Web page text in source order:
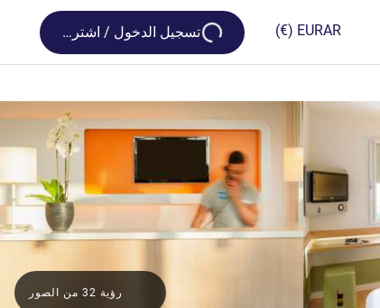
AR
EUR
(€)
Loading...
تسجيل الدخول / اشترك
رؤية 32 من الصور